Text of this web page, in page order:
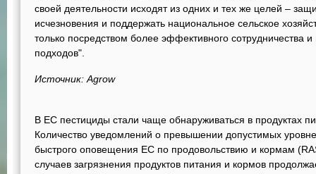
своей деятельности исходят из одних и тех же целей –
исчезновения и поддержать национальное сельское
только посредством более эффективного сотрудничества
подходов".
Источник: Agrow
В ЕС пестициды стали чаще обнаруживаться в продуктах
Количество уведомлений о превышении допустимых
быстрого оповещения ЕС по продовольствию и кормам
случаев загрязнения продуктов питания и кормов